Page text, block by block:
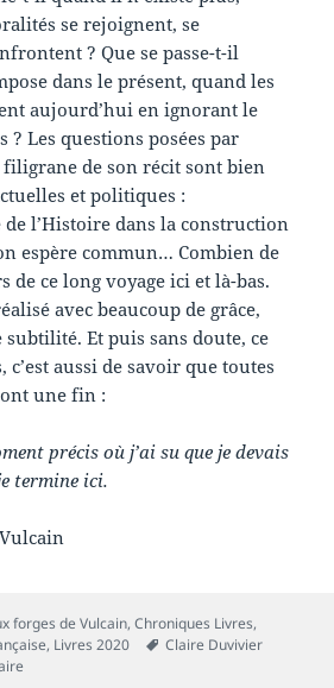
se rejoignent, se
? Que se passe-t-il
dans le présent, quand les
aujourd’hui en ignorant le
? Les questions posées par
de son récit sont bien
et politiques :
l’Histoire dans la construction
espère commun… Combien de
de ce long voyage ici et là-bas.
avec beaucoup de grâce,
subtilité. Et puis sans doute, ce
aussi de savoir que toutes
une fin :
précis où j’ai su que je devais
termine ici.
forges de Vulcain,Chroniques Livres,
, Livres 2020
Mots-
Claire Duvivier